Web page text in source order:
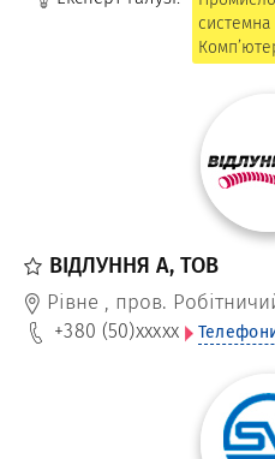
системна
ВІДЛУННЯ А, ТОВ
Рівне , пров.
+380 (50)xxxxx